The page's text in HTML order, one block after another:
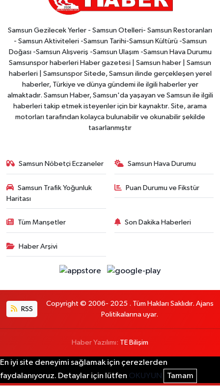
Samsun Gezilecek Yerler - Samsun Otelleri- Samsun Restoranları
- Samsun Aktiviteleri -Samsun Tarihi-Samsun Kültürü -Samsun
Doğası -Samsun Alışveriş -Samsun Ulaşım -Samsun Hava Durumu
Samsunspor haberleri Haber gazetesi | Samsun haber | Samsun
haberleri | Samsunspor Sitede, Samsun ilinde gerçekleşen yerel
haberler, Türkiye ve dünya gündemi ile ilgili haberler yer
almaktadır. Samsun Haber, Samsun'da yaşayan ve Samsun ile ilgili
haberleri takip etmek isteyenler için bir kaynaktır. Site, arama
motorları tarafından kolayca bulunabilir ve okunabilir şekilde
tasarlanmıştır
Samsun Nöbetçi Eczaneler Samsun Hava Durumu
Samsun Trafik Yoğunluk
Haritası
Puan Durumu ve Fikstür
Tüm Manşetler Son Dakika Haberleri
Haber Arşivi
RSS
Copyright © 2006- 2025 . Tüm Hakları Saklıdır. Ajans
Politikalarına uyar.
Haber Yazılımı: TE Bilişim
En iyi site deneyimi sağlamak için çerezlerden
faydalanıyoruz. Detaylar için lütfen OKUYUN Tamam